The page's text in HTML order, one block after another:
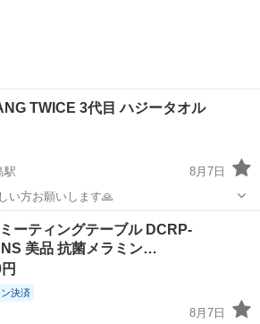
BIGBANG TWICE 3代目 ハジータオル
駅
8月7日
い方お願いします🙏
寝具
ーティングテーブル DCRP-
美品 抗菌メラミン…
決済
8月7日